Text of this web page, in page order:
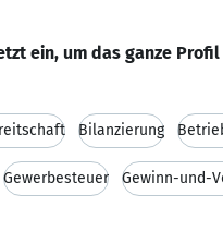
ein, um das ganze Profil
Bilanzierung
Gewerbesteuer Gewinn-und-